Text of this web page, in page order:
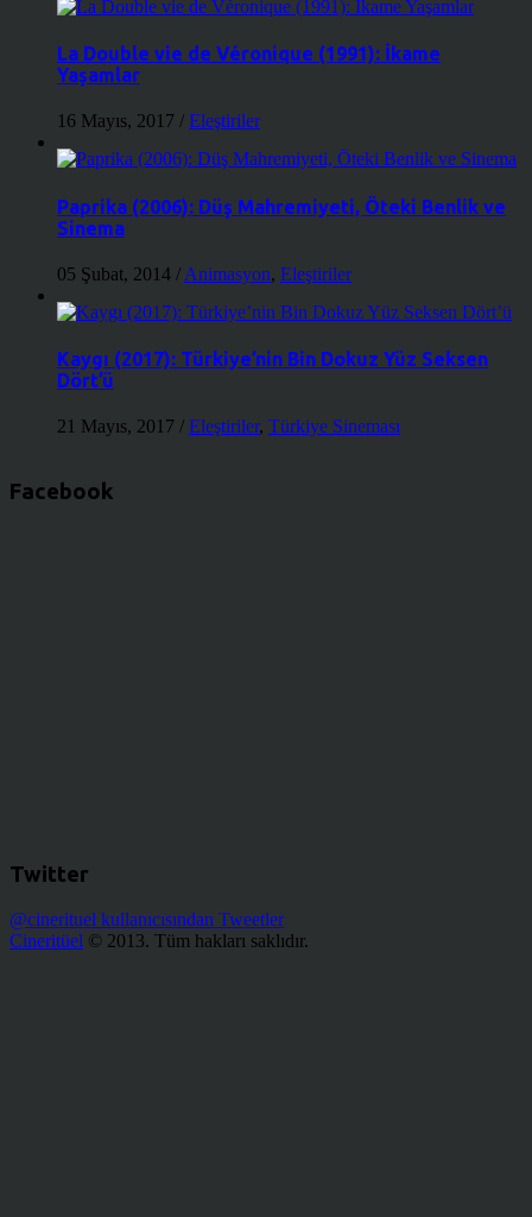
La Double vie de Véronique (1991): İkame
Yaşamlar
16 Mayıs, 2017 / Eleştiriler
Paprika (2006): Düş Mahremiyeti, Öteki Benlik ve
Sinema
05 Şubat, 2014 / Animasyon, Eleştiriler
Kaygı (2017): Türkiye’nin Bin Dokuz Yüz Seksen
Dört’ü
21 Mayıs, 2017 / Eleştiriler, Türkiye Sineması
Facebook
Twitter
@cinerituel kullanıcısından Tweetler
Cineritüel © 2013. Tüm hakları saklıdır.